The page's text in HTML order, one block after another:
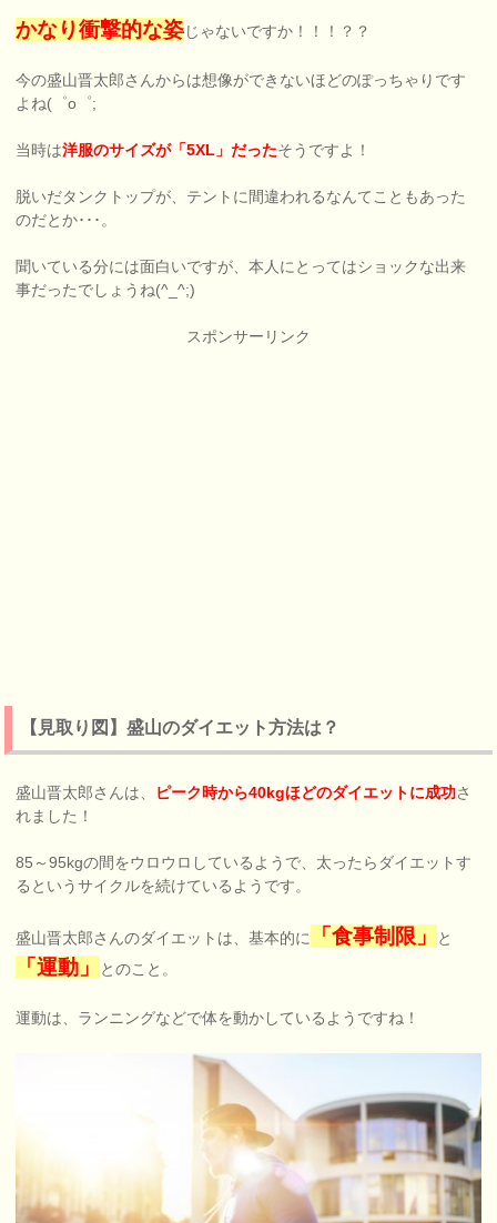
かなり衝撃的な姿じゃないですか！！！？？
今の盛山晋太郎さんからは想像ができないほどのぽっちゃりです
よね(゜o゜;
当時は洋服のサイズが「5XL」だったそうですよ！
脱いだタンクトップが、テントに間違われるなんてこともあった
のだとか･･･。
聞いている分には面白いですが、本人にとってはショックな出来
事だったでしょうね(^_^;)
スポンサーリンク
【見取り図】盛山のダイエット方法は？
盛山晋太郎さんは、 ピーク時から40kgほどのダイエットに成功さ
れました！
85～95kgの間をウロウロしているようで、太ったらダイエットす
るというサイクルを続けているようです。
盛山晋太郎さんのダイエットは、基本的に 「食事制限」 と
「運動」 とのこと。
運動は、ランニングなどで体を動かしているようですね！